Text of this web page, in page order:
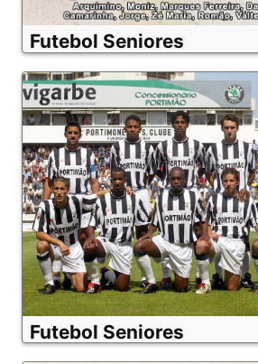
Futebol Seniores
Futebol Seniores